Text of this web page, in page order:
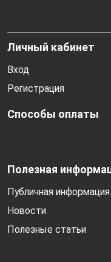
Личный кабинет
Вход
Регистрация
Способы оплаты
Полезная
Публичная информация
Новости
Полезные статьи